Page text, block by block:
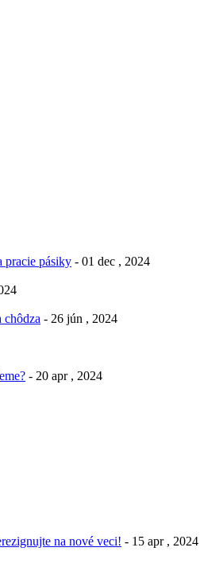
pracie pásiky - 01 dec , 2024
chôdza - 26 jún , 2024
- 20 apr , 2024
na nové veci! - 15 apr , 2024